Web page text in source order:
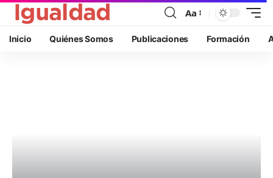
Aa
Inicio Quiénes Somos Publicaciones Formación